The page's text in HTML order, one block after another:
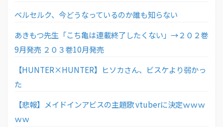
ベルセルク、今どうなっているのか誰も知らない
あきもつ先生「こち亀は連載終了したくない」→２０２巻
9月発売 ２０３巻10月発売
【HUNTER×HUNTER】ヒソカさん、ビスケより弱かっ
た
【悲報】メイドインアビスの主題歌 vtuberに決定ｗｗｗ
ｗｗ